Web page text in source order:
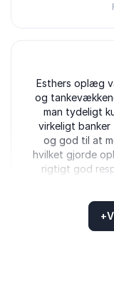
5ud af5
Esthers oplæg
og
man tydeligt
virkeligt banker
og god til at
hvilket gjorde
rigtigt god
+